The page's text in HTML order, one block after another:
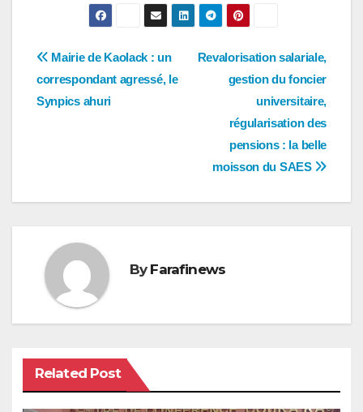
Navigation
de
Revalorisation salariale,
gestion du foncier
universitaire,
régularisation des
pensions : la belle
moisson du SAES
Mairie de Kaolack : un
correspondant agressé, le
Synpics ahuri
By Farafinews
Related Post